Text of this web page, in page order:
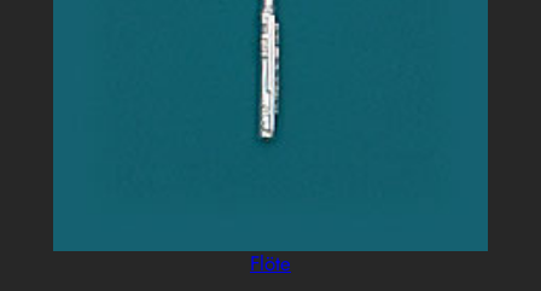
Flöte